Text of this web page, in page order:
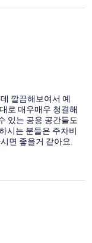
깔끔해보여서 예
로 매우매우 청결해
있는 공용 공간들도
시는 분들은 주차비
면 좋을거 같아요.
할 수 있도록 강조
장이나 제주항 바
이용할거 같네요ㅎ